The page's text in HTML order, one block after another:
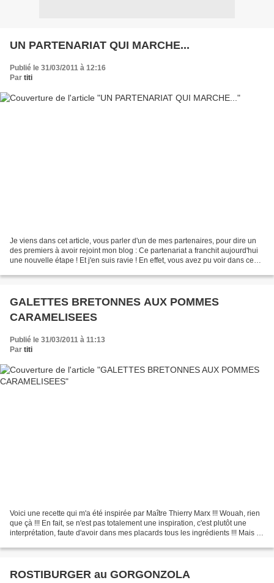
UN PARTENARIAT QUI MARCHE...
Publié le 31/03/2011 à 12:16
Par titi
Je viens dans cet article, vous parler d'un de mes partenaires, pour dire un
des premiers à avoir rejoint mon blog : Ce partenariat a franchit aujourd'hui
une nouvelle étape ! Et j'en suis ravie ! En effet, vous avez pu voir dans ce
GALETTES BRETONNES AUX POMMES
CARAMELISEES
Publié le 31/03/2011 à 11:13
Par titi
Voici une recette qui m'a été inspirée par Maître Thierry Marx !!! Wouah, rien
que çà !!! En fait, se n'est pas totalement une inspiration, c'est plutôt une
interprétation, faute d'avoir dans mes placards tous les ingrédients !!! Mais je
ROSTIBURGER au GORGONZOLA